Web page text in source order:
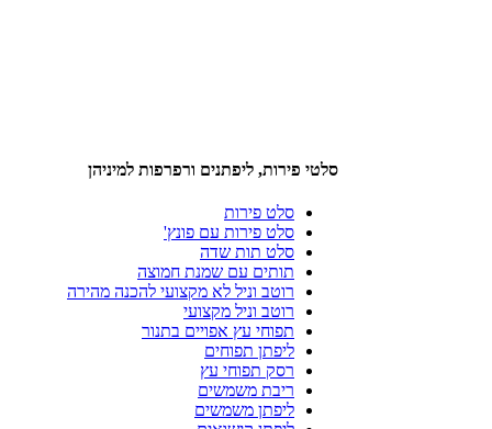
סלטי פירות, ליפתנים ורפרפות למיניהן
סלט פירות
סלט פירות עם פונץ'
סלט תות שדה
תותים עם שמנת חמוצה
רוטב וניל לא מקצועי להכנה מהירה
רוטב וניל מקצועי
תפוחי עץ אפויים בתנור
ליפתן תפוחים
רסק תפוחי עץ
ריבת משמשים
ליפתן משמשים